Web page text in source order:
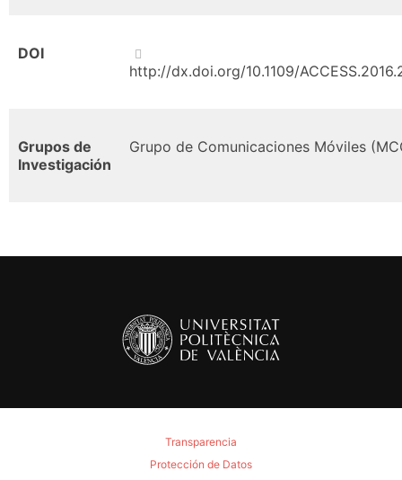
DOI
http://dx.doi.org/10.1109/
Grupos de
Investigación
Grupo de Comunicaciones Móviles
Transparencia
Protección de Datos